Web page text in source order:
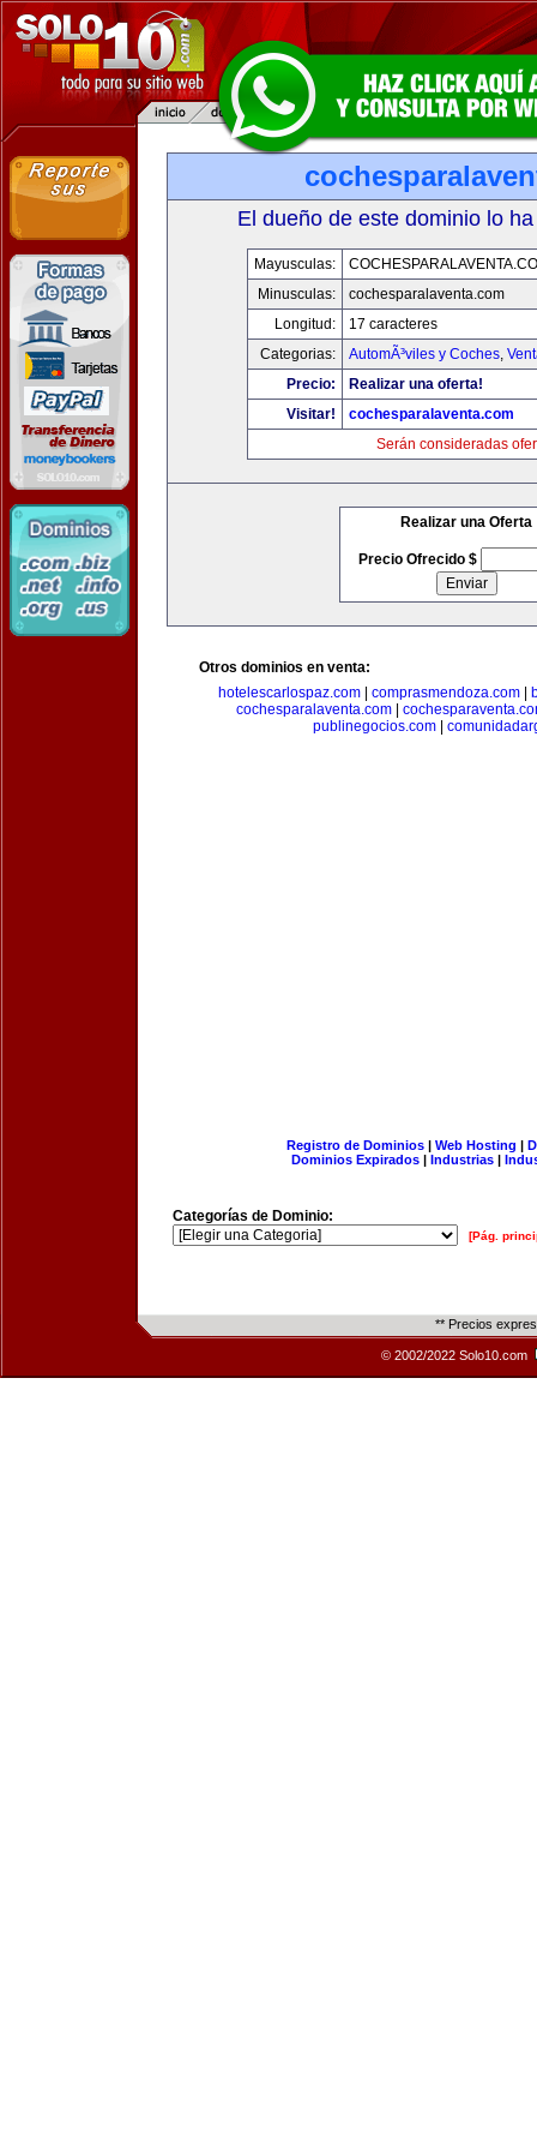
El dueño de este dominio lo
Mayusculas:
Minusculas:
cochesparalaventa.com
Longitud:
17 caracteres
Categorias:
AutomÃ³viles y Coches,
Precio:
Realizar una oferta!
Visitar!
cochesparalaventa.com
Serán consideradas
Realizar una Oferta
Precio Ofrecido $
Otros dominios en venta:
hotelescarlospaz.com| comprasmendoza.com|
cochesparalaventa.com
publinegocios.com|
Registro de Dominios| Web Hosting |
Dominios Expirados | Industrias |
Categorías de Dominio:
[Pág.
** Precios
© 2002/2022 Solo10.com